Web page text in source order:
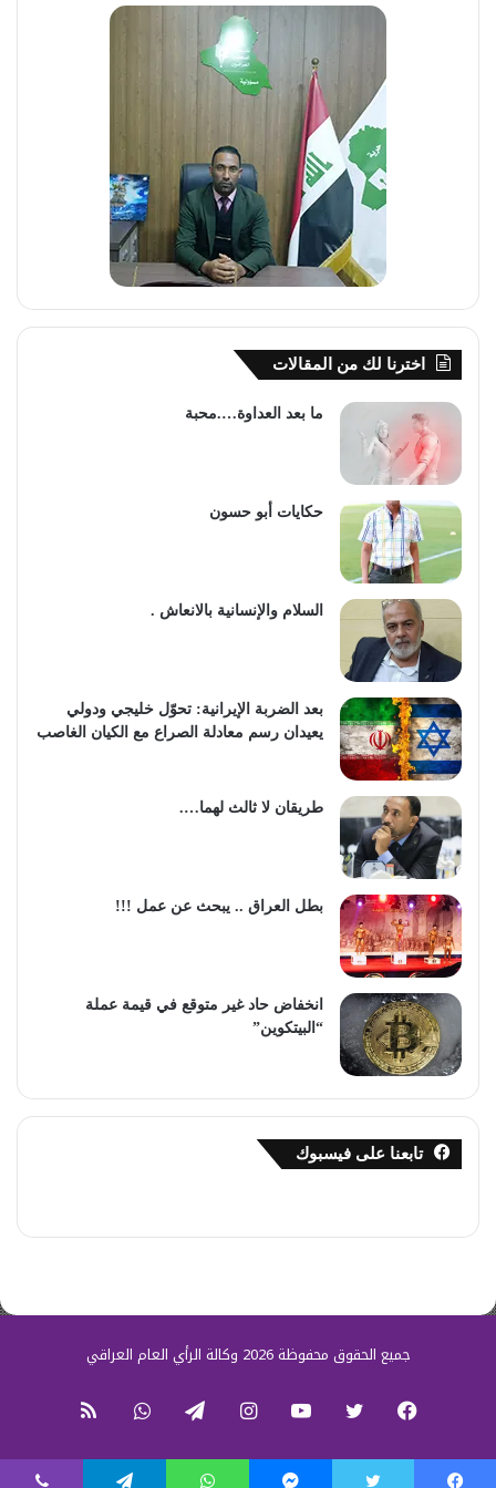
اخترنا لك من المقالات
ما بعد العداوة….محبة
حكايات أبو حسون
السلام والإنسانية بالانعاش .
بعد الضربة الإيرانية: تحوّل خليجي ودولي
يعيدان رسم معادلة الصراع مع الكيان الغاصب
طريقان لا ثالث لهما….
بطل العراق .. يبحث عن عمل !!!
انخفاض حاد غير متوقع في قيمة عملة
“البيتكوين”
تابعنا على فيسبوك
جميع الحقوق محفوظة 2026 وكالة الرأي العام العراقي
فيسبوك تويتر يوتيوب انستقرام تيلقرام واتساب
الموقع